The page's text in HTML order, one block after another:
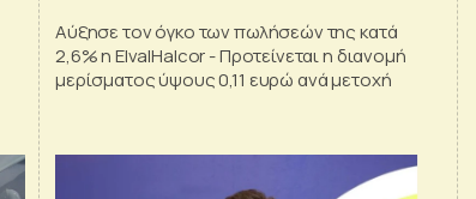
Αύξησε τον όγκο των πωλήσεών της κατά
2,6% η ElvalHalcor - Προτείνεται η διανομή
μερίσματος ύψους 0,11 ευρώ ανά μετοχή